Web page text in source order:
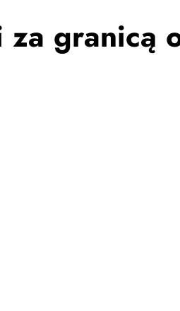
za granicą